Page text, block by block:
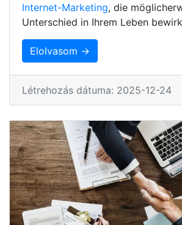
Internet-Marketing, die
Unterschied in Ihrem Leben
Elolvasom →
Létrehozás dátuma: 2025-12-24